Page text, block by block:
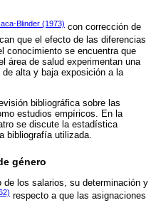
Blinder (1973) con corrección de
que el efecto de las diferencias
conocimiento se encuentra que
área de salud experimentan una
alta y baja exposición a la
bibliográfica sobre las
estudios empíricos. En la
se discute la estadística
bibliografía utilizada.
género
de los salarios, su determinación y
respecto a que las asignaciones